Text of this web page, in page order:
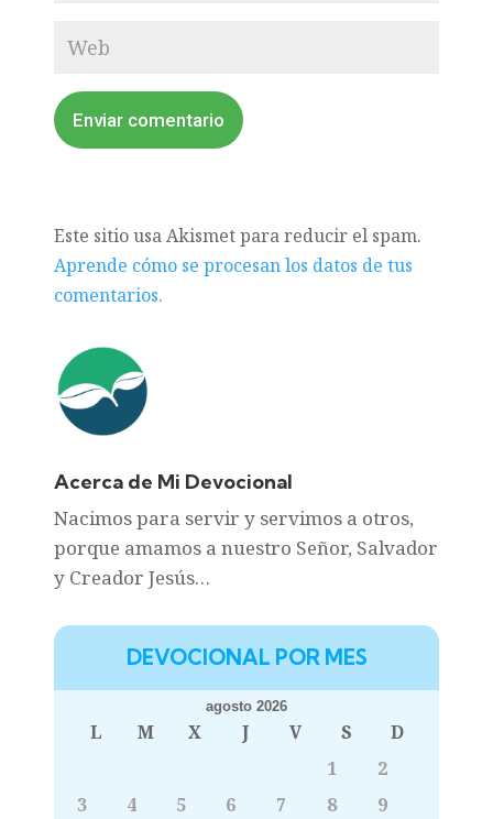
Enviar comentario
Este sitio usa Akismet para reducir el spam.
Aprende cómo se procesan los datos de tus
comentarios.
Acerca de Mi Devocional
Nacimos para servir y servimos a otros,
porque amamos a nuestro Señor, Salvador
y Creador Jesús…
DEVOCIONAL POR MES
agosto 2026
L M X J V S
D
1
2
3
4 5 6 7 8
9